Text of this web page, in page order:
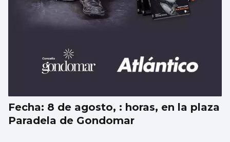
Fecha: 8 de agosto, : horas, en la plaza
Paradela de Gondomar